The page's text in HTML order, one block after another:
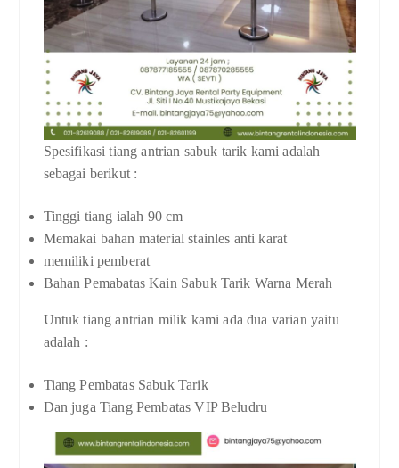
Spesifikasi tiang antrian sabuk tarik kami adalah
sebagai berikut :
Tinggi tiang ialah 90 cm
Memakai bahan material stainles anti karat
memiliki pemberat
Bahan Pemabatas Kain Sabuk Tarik Warna Merah
Untuk tiang antrian milik kami ada dua varian yaitu
adalah :
Tiang Pembatas Sabuk Tarik
Dan juga Tiang Pembatas VIP Beludru